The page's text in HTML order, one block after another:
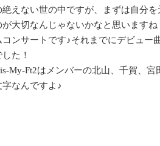
えない世の中ですが、まずは自分
が大切なんじゃないかなと思います
ンサートです♪それまでにデビュー
た！
My-Ft2はメンバーの北山、千賀、宮
なんですよ♪